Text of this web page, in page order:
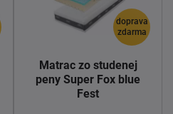
doprava
zdarma
Matrac zo studenej
peny Super Fox blue
Fest